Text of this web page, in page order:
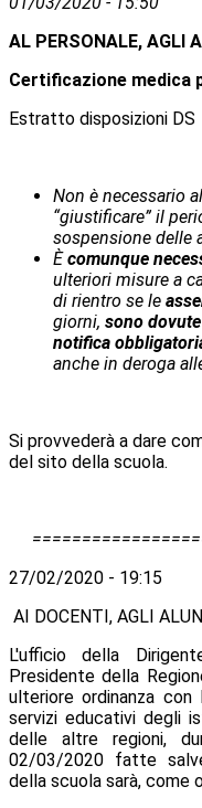
AL PERSONALE, AGLI
Certificazione medica
Estratto disposizioni DS
Non è necessario
“giustificare” il
sospensione delle
Ècomunque
ulteriori misure a
di rientro se le
giorni, sono
notifica
anche in deroga
Si provvederà a dare
del sito della scuola.
27/02/2020 - 19:15
AI DOCENTI, AGLI
L'ufficio della
Presidente della
ulteriore ordinanza
servizi educativi degli
delle altre regioni,
02/03/2020 fatte
della scuola sarà, come